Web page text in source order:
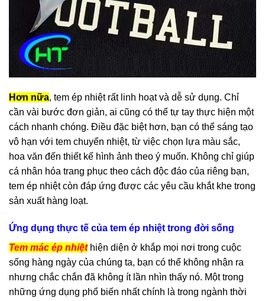
Hơn nữa, tem ép nhiệt rất linh hoạt và dễ sử dụng. Chỉ
cần vài bước đơn giản, ai cũng có thể tự tay thực hiện một
cách nhanh chóng. Điều đặc biệt hơn, bạn có thể sáng tạo
vô hạn với tem chuyển nhiệt, từ việc chọn lựa màu sắc,
hoa văn đến thiết kế hình ảnh theo ý muốn. Không chỉ giúp
cá nhân hóa trang phục theo cách độc đáo của riêng bạn,
tem ép nhiệt còn đáp ứng được các yêu cầu khắt khe trong
sản xuất hàng loạt.
Ứng dụng thực tế của tem ép nhiệt trong đời sống
Tem mác ép nhiệthiện diện ở khắp mọi nơi trong cuộc
sống hàng ngày của chúng ta, bạn có thể không nhận ra
nhưng chắc chắn đã không ít lần nhìn thấy nó. Một trong
những ứng dụng phổ biến nhất chính là trong ngành thời